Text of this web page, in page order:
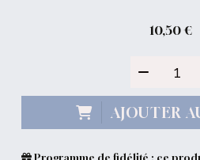
10,50 €
AJOUTER
Programme de fidélité : ce